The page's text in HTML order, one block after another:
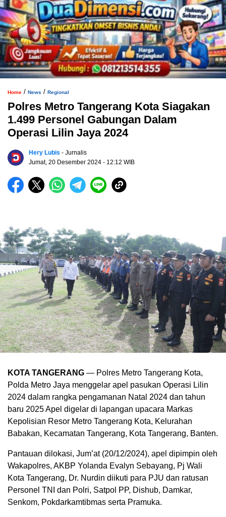
Home / News / Regional
Polres Metro Tangerang Kota Siagakan
1.499 Personel Gabungan Dalam
Operasi Lilin Jaya 2024
Hery Lubis - Jurnalis
Jumat, 20 Desember 2024 - 12:12 WIB
KOTA TANGERANG — Polres Metro Tangerang Kota,
Polda Metro Jaya menggelar apel pasukan Operasi Lilin
2024 dalam rangka pengamanan Natal 2024 dan tahun
baru 2025 Apel digelar di lapangan upacara Markas
Kepolisian Resor Metro Tangerang Kota, Kelurahan
Babakan, Kecamatan Tangerang, Kota Tangerang, Banten.
Pantauan dilokasi, Jum’at (20/12/2024), apel dipimpin oleh
Wakapolres, AKBP Yolanda Evalyn Sebayang, Pj Wali
Kota Tangerang, Dr. Nurdin diikuti para PJU dan ratusan
Personel TNI dan Polri, Satpol PP, Dishub, Damkar,
Senkom, Pokdarkamtibmas serta Pramuka.